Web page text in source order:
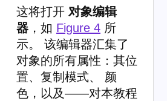
这将打开 对象编辑
器 ，如 Figure 4 所
示。 该编辑器汇集了
对象的所有属性：其位
置、复制模式、 颜
色，以及——对本教程